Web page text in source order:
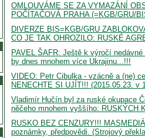
OMLOUVÁME SE ZA VYMAZÁNÍ
POČÍTAČOVÁ PRAHA (=KGB/GRU/
DIVERZE BIS=KGB/GRU
CO JE TAK OHROZILO: RUSKÉ
PAVEL ŠAFR: Ještě k výročí
by dnes mnohem více Ukrajinu...!!!
VIDEO: Petr Cibulka - vzácně a (ne)
NENECHTE SI UJÍT!!! (2015.05.23. v
Vladimír Hučín byl za ruské okupace
něčeho mnohem vyššího: RUSKÝCH
RUSKO BEZ CENZURY!!!
poznámky, předpovědi. (Strojový